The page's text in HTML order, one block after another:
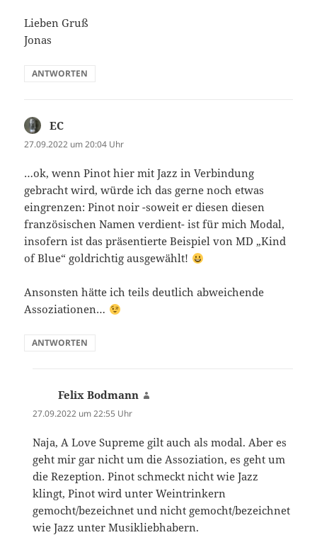
Lieben Gruß
Jonas
ANTWORTEN
EC
27.09.2022 um 20:04 Uhr
…ok, wenn Pinot hier mit Jazz in Verbindung
gebracht wird, würde ich das gerne noch etwas
eingrenzen: Pinot noir -soweit er diesen diesen
französischen Namen verdient- ist für mich Modal,
insofern ist das präsentierte Beispiel von MD „Kind
of Blue“ goldrichtig ausgewählt!
Ansonsten hätte ich teils deutlich abweichende
Assoziationen…
ANTWORTEN
Felix Bodmann
27.09.2022 um 22:55 Uhr
Naja, A Love Supreme gilt auch als modal. Aber es
geht mir gar nicht um die Assoziation, es geht um
die Rezeption. Pinot schmeckt nicht wie Jazz
klingt, Pinot wird unter Weintrinkern
gemocht/bezeichnet und nicht gemocht/bezeichnet
wie Jazz unter Musikliebhabern.